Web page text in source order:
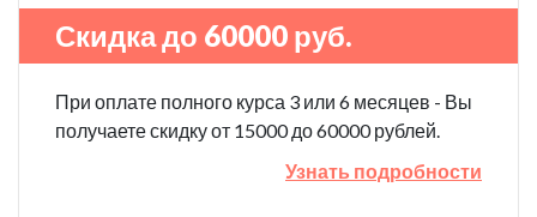
Скидка до 60000 руб.
При оплате полного курса 3 или 6 месяцев - Вы
получаете скидку от 15000 до 60000 рублей.
Узнать подробности